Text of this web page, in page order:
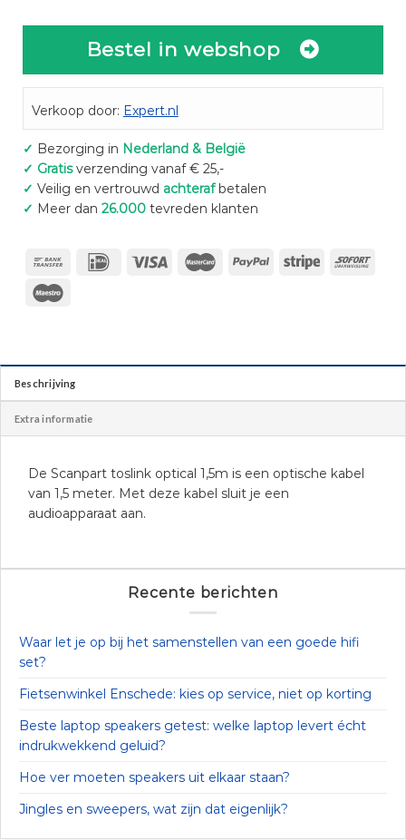
Bestel in webshop
Verkoop door: Expert.nl
✓ Bezorging in Nederland & België
✓ Gratisverzending vanaf € 25,-
✓ Veilig en vertrouwd achterafbetalen
✓ Meer dan 26.000tevreden klanten
Beschrijving
Extra informatie
De Scanpart toslink optical 1,5m is een optische kabel
van 1,5 meter. Met deze kabel sluit je een
audioapparaat aan.
Recente berichten
Waar let je op bij het samenstellen van een goede hifi
set?
Fietsenwinkel Enschede: kies op service, niet op korting
Beste laptop speakers getest: welke laptop levert écht
indrukwekkend geluid?
Hoe ver moeten speakers uit elkaar staan?
Jingles en sweepers, wat zijn dat eigenlijk?